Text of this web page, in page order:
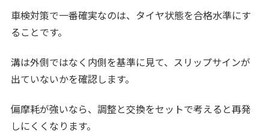
車検対策で一番確実なのは、タイヤ状態を合格水準にす
ることです。
溝は外側ではなく内側を基準に見て、スリップサインが
出ていないかを確認します。
偏摩耗が強いなら、調整と交換をセットで考えると再発
しにくくなります。